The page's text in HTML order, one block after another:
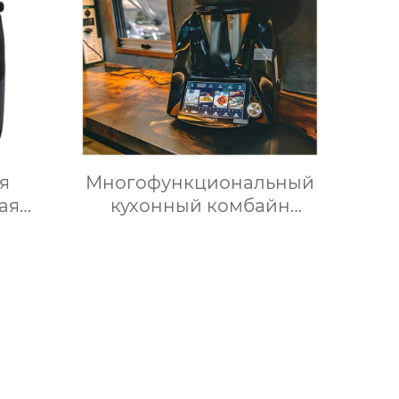
800℃, Нержавеющая
сталь
Многофункциональный
кухонный комбайн